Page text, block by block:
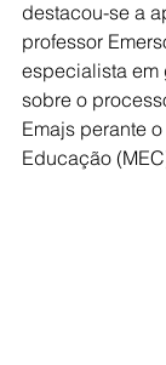
destacou-se a
professor
especialista em
sobre o
Emajs perante
Educação